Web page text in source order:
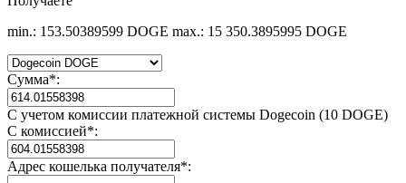
min.: 153.50389599 DOGE max.: 15 350.3895995 DOGE
Сумма*:
С учетом комиссии платежной системы Dogecoin (10 DOGE)
С комиссией*:
Адрес кошелька получателя*: